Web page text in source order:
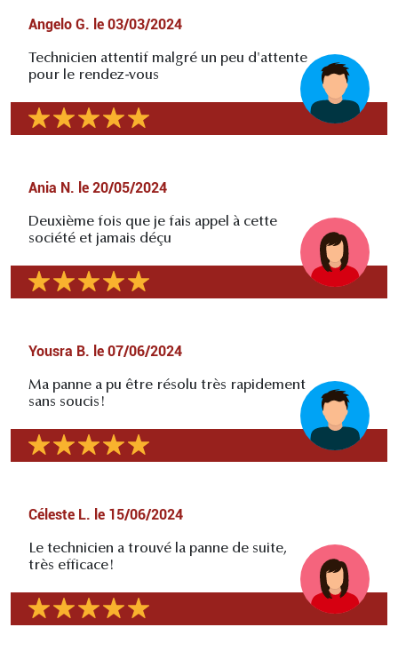
Angelo G. le 03/03/2024
Technicien attentif malgré un peu d'attente
pour le rendez-vous
Ania N. le 20/05/2024
Deuxième fois que je fais appel à cette
société et jamais déçu
Yousra B. le 07/06/2024
Ma panne a pu être résolu très rapidement
sans soucis!
Céleste L. le 15/06/2024
Le technicien a trouvé la panne de suite,
très efficace!